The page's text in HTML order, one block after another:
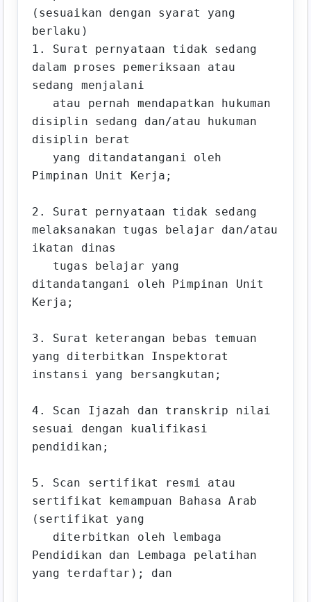
(sesuaikan dengan syarat yang
berlaku)
1. Surat pernyataan tidak sedang
dalam proses pemeriksaan atau
sedang menjalani
disiplin sedang dan/atau hukuman
disiplin berat
Pimpinan Unit Kerja;
2. Surat pernyataan tidak sedang
melaksanakan tugas belajar dan/atau
ikatan dinas
ditandatangani oleh Pimpinan Unit
Kerja;
3. Surat keterangan bebas temuan
yang diterbitkan Inspektorat
instansi yang bersangkutan;
4. Scan Ijazah dan transkrip nilai
sesuai dengan kualifikasi
pendidikan;
5. Scan sertifikat resmi atau
sertifikat kemampuan Bahasa Arab
(sertifikat yang
Pendidikan dan Lembaga pelatihan
yang terdaftar); dan